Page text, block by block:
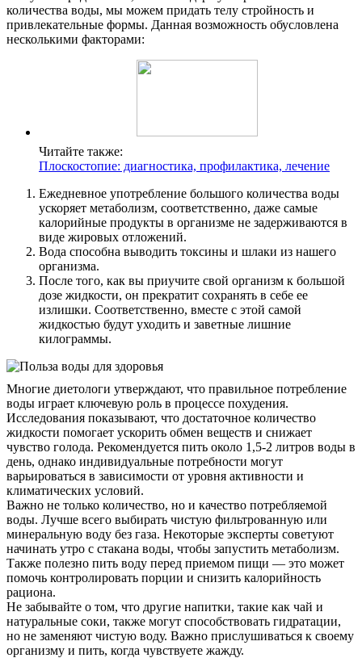
количества воды, мы можем придать телу стройность и
привлекательные формы. Данная возможность обусловлена
несколькими факторами:
Читайте также:
Плоскостопие: диагностика, профилактика, лечение
Ежедневное употребление большого количества воды
ускоряет метаболизм, соответственно, даже самые
калорийные продукты в организме не задерживаются в
виде жировых отложений.
Вода способна выводить токсины и шлаки из нашего
организма.
После того, как вы приучите свой организм к большой
дозе жидкости, он прекратит сохранять в себе ее
излишки. Соответственно, вместе с этой самой
жидкостью будут уходить и заветные лишние
килограммы.
Многие диетологи утверждают, что правильное потребление
воды играет ключевую роль в процессе похудения.
Исследования показывают, что достаточное количество
жидкости помогает ускорить обмен веществ и снижает
чувство голода. Рекомендуется пить около 1,5-2 литров воды в
день, однако индивидуальные потребности могут
варьироваться в зависимости от уровня активности и
климатических условий.
Важно не только количество, но и качество потребляемой
воды. Лучше всего выбирать чистую фильтрованную или
минеральную воду без газа. Некоторые эксперты советуют
начинать утро с стакана воды, чтобы запустить метаболизм.
Также полезно пить воду перед приемом пищи — это может
помочь контролировать порции и снизить калорийность
рациона.
Не забывайте о том, что другие напитки, такие как чай и
натуральные соки, также могут способствовать гидратации,
но не заменяют чистую воду. Важно прислушиваться к своему
организму и пить, когда чувствуете жажду.